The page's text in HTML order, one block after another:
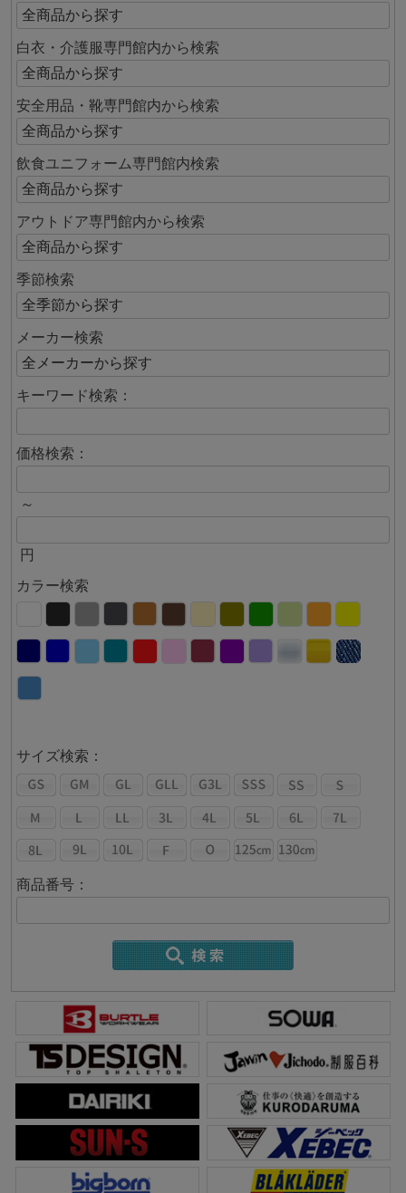
白衣・介護服専門館内から検索
安全用品・靴専門館内から検索
飲食ユニフォーム専門館内検索
アウトドア専門館内から検索
季節検索
メーカー検索
キーワード検索：
価格検索：
～
円
カラー検索
サイズ検索：
商品番号：